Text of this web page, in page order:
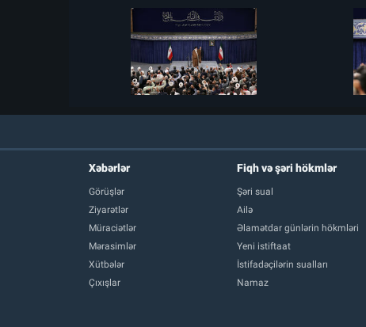
Xəbərlər
Görüşlər
Ziyarətlər
Müraciətlər
Mərasimlər
Xütbələr
Çıxışlar
Fiqh və şəri hökmlər
Şəri sual
Ailə
Əlamətdar günlərin hökmləri
Yeni istiftaat
İstifadəçilərin sualları
Namaz